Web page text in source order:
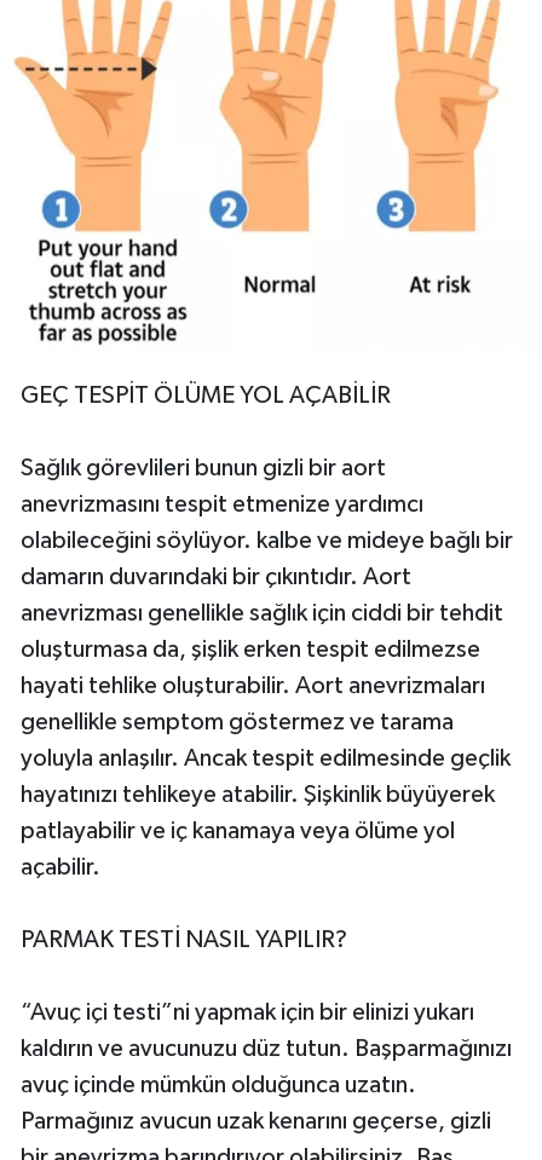
GEÇ TESPİT ÖLÜME YOL AÇABİLİR
Sağlık görevlileri bunun gizli bir aort
anevrizmasını tespit etmenize yardımcı
olabileceğini söylüyor. kalbe ve mideye bağlı bir
damarın duvarındaki bir çıkıntıdır. Aort
anevrizması genellikle sağlık için ciddi bir tehdit
oluşturmasa da, şişlik erken tespit edilmezse
hayati tehlike oluşturabilir. Aort anevrizmaları
genellikle semptom göstermez ve tarama
yoluyla anlaşılır. Ancak tespit edilmesinde geçlik
hayatınızı tehlikeye atabilir. Şişkinlik büyüyerek
patlayabilir ve iç kanamaya veya ölüme yol
açabilir.
PARMAK TESTİ NASIL YAPILIR?
“Avuç içi testi”ni yapmak için bir elinizi yukarı
kaldırın ve avucunuzu düz tutun. Başparmağınızı
avuç içinde mümkün olduğunca uzatın.
Parmağınız avucun uzak kenarını geçerse, gizli